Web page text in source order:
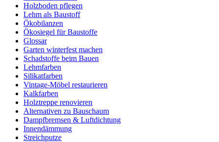
Holzboden pflegen
Lehm als Baustoff
Ökobilanzen
Ökosiegel für Baustoffe
Glossar
Garten winterfest machen
Schadstoffe beim Bauen
Lehmfarben
Silikatfarben
Vintage-Möbel restaurieren
Kalkfarben
Holztreppe renovieren
Alternativen zu Bauschaum
Dampfbremsen & Luftdichtung
Innendämmung
Streichputze